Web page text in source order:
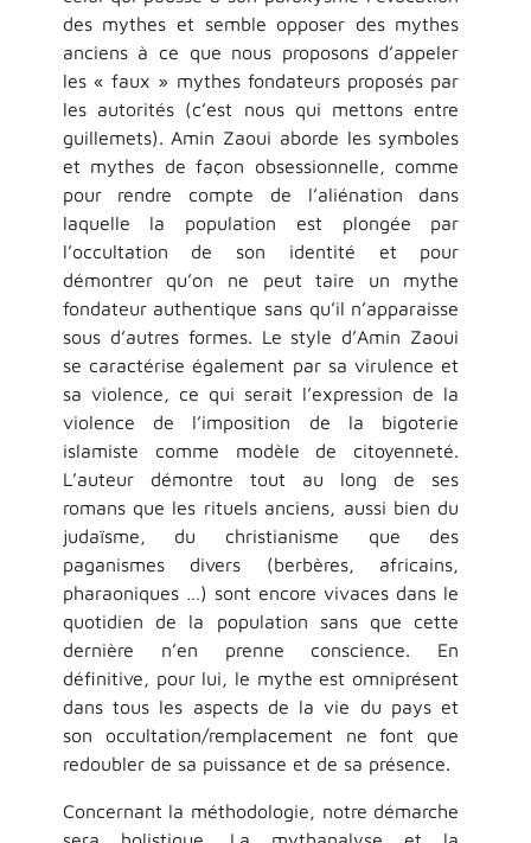
des mythes et semble opposer des mythes
anciens à ce que nous proposons d’appeler
les « faux » mythes fondateurs proposés par
les autorités (c’est nous qui mettons entre
guillemets). Amin Zaoui aborde les symboles
et mythes de façon obsessionnelle, comme
pour rendre compte de l’aliénation dans
laquelle la population est plongée par
l’occultation de son identité et pour
démontrer qu’on ne peut taire un mythe
fondateur authentique sans qu’il n’apparaisse
sous d’autres formes. Le style d’Amin Zaoui
se caractérise également par sa virulence et
sa violence, ce qui serait l’expression de la
violence de l’imposition de la bigoterie
islamiste comme modèle de citoyenneté.
L’auteur démontre tout au long de ses
romans que les rituels anciens, aussi bien du
judaïsme, du christianisme que des
paganismes divers (berbères, africains,
pharaoniques …) sont encore vivaces dans le
quotidien de la population sans que cette
dernière n’en prenne conscience. En
définitive, pour lui, le mythe est omniprésent
dans tous les aspects de la vie du pays et
son occultation/remplacement ne font que
redoubler de sa puissance et de sa présence.
Concernant la méthodologie, notre démarche